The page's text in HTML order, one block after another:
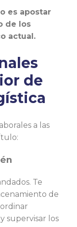
es apostar
de los
actual.
de
a las
Te
de
supervisar los